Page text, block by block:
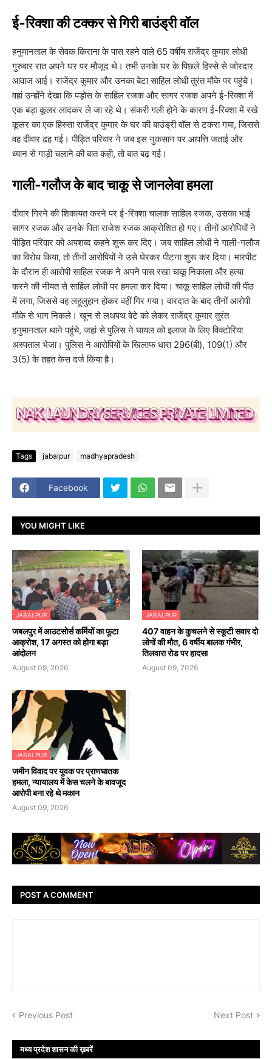
​ई-रिक्शा की टक्कर से गिरी बाउंड्री वॉल
​हनुमानताल के सेवक किराना के पास रहने वाले 65 वर्षीय राजेंद्र कुमार लोधी
गुरुवार रात अपने घर पर मौजूद थे। तभी उनके घर के पिछले हिस्से से जोरदार
आवाज आई। राजेंद्र कुमार और उनका बेटा साहिल लोधी तुरंत मौके पर पहुंचे।
वहां उन्होंने देखा कि पड़ोस के साहिल रजक और सागर रजक अपने ई-रिक्शा में
एक बड़ा कूलर लादकर ले जा रहे थे। संकरी गली होने के कारण ई-रिक्शा में रखे
कूलर का एक हिस्सा राजेंद्र कुमार के घर की बाउंड्री वॉल से टकरा गया, जिससे
वह दीवार ढह गई। पीड़ित परिवार ने जब इस नुकसान पर आपत्ति जताई और
ध्यान से गाड़ी चलाने की बात कही, तो बात बढ़ गई।
​गाली-गलौज के बाद चाकू से जानलेवा हमला
​दीवार गिरने की शिकायत करने पर ई-रिक्शा चालक साहिल रजक, उसका भाई
सागर रजक और उनके पिता राजेश रजक आक्रोशित हो गए। तीनों आरोपियों ने
पीड़ित परिवार को अपशब्द कहने शुरू कर दिए। जब साहिल लोधी ने गाली-गलौज
का विरोध किया, तो तीनों आरोपियों ने उसे घेरकर पीटना शुरू कर दिया। मारपीट
के दौरान ही आरोपी साहिल रजक ने अपने पास रखा चाकू निकाला और हत्या
करने की नीयत से साहिल लोधी पर हमला कर दिया। चाकू साहिल लोधी की पीठ
में लगा, जिससे वह लहूलुहान होकर वहीं गिर गया। वारदात के बाद तीनों आरोपी
मौके से भाग निकले। खून से लथपथ बेटे को लेकर राजेंद्र कुमार तुरंत
हनुमानताल थाने पहुंचे, जहां से पुलिस ने घायल को इलाज के लिए विक्टोरिया
अस्पताल भेजा। पुलिस ने आरोपियों के खिलाफ धारा 296(बी), 109(1) और
3(5) के तहत केस दर्ज किया है।
Tags jabalpur madhyapradesh
Facebook
YOU MIGHT LIKE
JABALPUR
जबलपुर में आउटसोर्स कर्मियों का फूटा
आक्रोश, 17 अगस्त को होगा बड़ा
आंदोलन
August 09, 2026
JABALPUR
407 वाहन के कुचलने से स्कूटी सवार दो
लोगों की मौत, 6 वर्षीय बालक गंभीर,
तिलवारा रोड पर हादसा
August 09, 2026
JABALPUR
जमीन विवाद पर युवक पर प्राणघातक
हमला, न्यायालय में केस चलने के बावजूद
आरोपी बना रहे थे मकान
August 09, 2026
POST A COMMENT
Previous Post Next Post
मध्य प्रदेश शासन की ख़बरें